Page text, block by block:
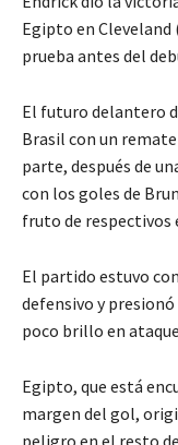
Egipto en Cleveland
prueba antes del
El futuro delantero
Brasil con un
parte, después de
con los goles de
fruto de respectivos
El partido estuvo
defensivo y
poco brillo en
Egipto, que está
margen del gol,